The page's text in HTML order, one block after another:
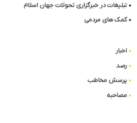
تبلیغات در خبرگزاری تحولات جهان اسلام
کمک های مردمی
اخبار
رصد
پرسش مخاطب
مصاحبه